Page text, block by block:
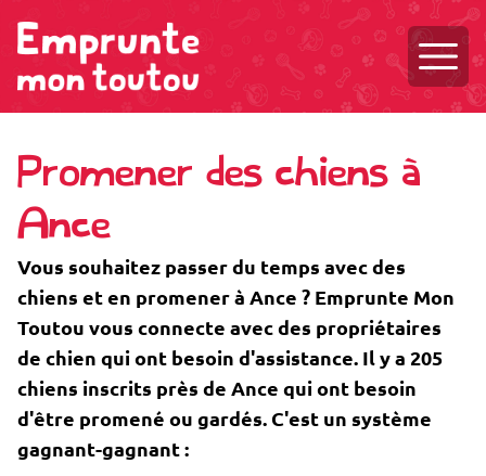
Promener des chiens à
Ance
Vous souhaitez passer du temps avec des
chiens et en promener à Ance ? Emprunte Mon
Toutou vous connecte avec des propriétaires
de chien qui ont besoin d'assistance. Il y a 205
chiens inscrits près de Ance qui ont besoin
d'être promené ou gardés. C'est un système
gagnant-gagnant :